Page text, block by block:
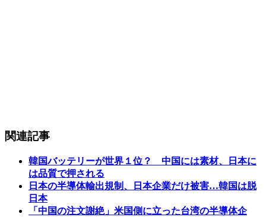
関連記事
韓国バッテリーが世界１位？ 中国には素材、日本に
は品質で押される
日本の半導体輸出規制、日本企業だけ被害…韓国は脱
日本
「中国の注文謝絶」米国側に立った台湾の半導体企